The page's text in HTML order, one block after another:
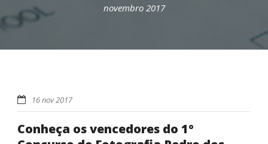
novembro 2017
16 nov 2017
Conheça os vencedores do 1º